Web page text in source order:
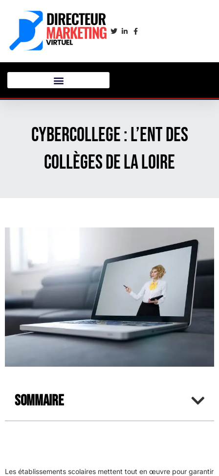
Cybercollege : l’ENT des
collèges de la Loire
Sommaire
Les établissements scolaires mettent tout en œuvre pour garantir